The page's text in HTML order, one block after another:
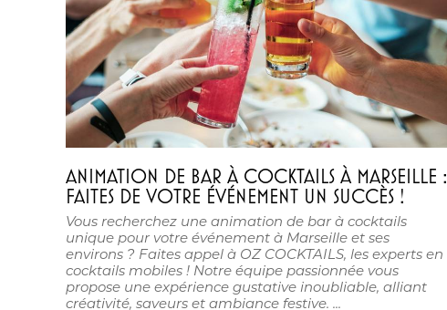
ANIMATION DE BAR À COCKTAILS À MARSEILLE :
FAITES DE VOTRE ÉVÉNEMENT UN SUCCÈS !
Vous recherchez une animation de bar à cocktails
unique pour votre événement à Marseille et ses
environs ? Faites appel à OZ COCKTAILS, les experts en
cocktails mobiles ! Notre équipe passionnée vous
propose une expérience gustative inoubliable, alliant
créativité, saveurs et ambiance festive. ...